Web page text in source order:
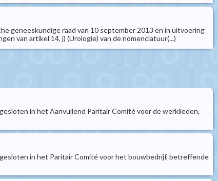
geneeskundige raad van 10 september 2013 en in uitvoering
van artikel 14, j) (Urologie) van de nomenclatuur(...)
in het Aanvullend Paritair Comité voor de werklieden,
in het Paritair Comité voor het bouwbedrijf, betreffende